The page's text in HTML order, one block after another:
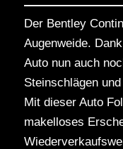
Der Bentley
Augenweide.
Auto nun auch
Steinschlägen
Mit dieser Auto
makelloses